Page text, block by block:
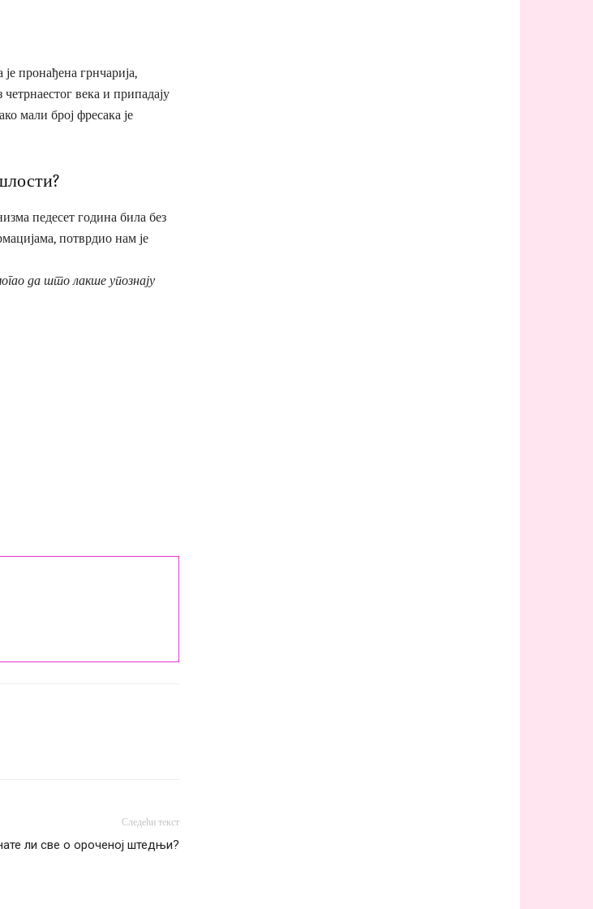
пронађена грнчарија,
века и припадају
мали број фресака је
педесет година била без
потврдио нам је
да што лакше упознају
Следећи текст
ли све о ороченој штедњи?